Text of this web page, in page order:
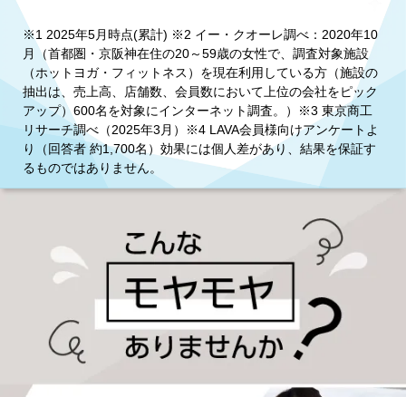
※1 2025年5月時点(累計) ※2 イー・クオーレ調べ：2020年10
月（首都圏・京阪神在住の20～59歳の女性で、調査対象施設
（ホットヨガ・フィットネス）を現在利用している方（施設の
抽出は、売上高、店舗数、会員数において上位の会社をピック
アップ）600名を対象にインターネット調査。）※3 東京商工
リサーチ調べ（2025年3月）※4 LAVA会員様向けアンケートよ
り（回答者 約1,700名）効果には個人差があり、結果を保証す
るものではありません。